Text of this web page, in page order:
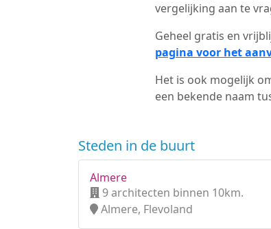
vergelijking aan te
Geheel gratis en
pagina voor het
Het is ook mogelijk
een bekende naam
Steden in de buurt
Almere
9 architecten binnen 10km.
Almere, Flevoland